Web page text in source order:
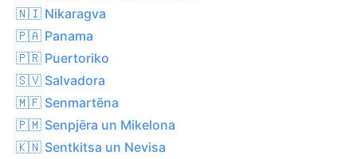
🇳🇮 Nikaragva
🇵🇦 Panama
🇵🇷 Puertoriko
🇸🇻 Salvadora
🇲🇫 Senmartēna
🇵🇲 Senpjēra un Mikelona
🇰🇳 Sentkitsa un Nevisa